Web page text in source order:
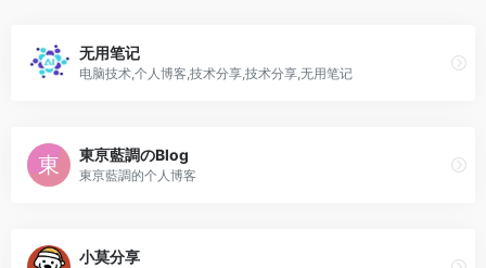
无用笔记
电脑技术,个人博客,技术分享,技术分享,无用笔记
東亰藍調のBlog
東亰藍調的个人博客
小莫分享